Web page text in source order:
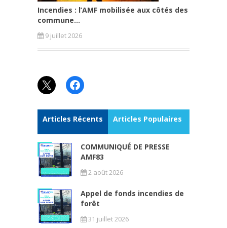
Incendies : l’AMF mobilisée aux côtés des
commune...
9 juillet 2026
X Facebook
Articles Récents Articles Populaires
COMMUNIQUÉ DE PRESSE
AMF83
2 août 2026
Appel de fonds incendies de
forêt
31 juillet 2026